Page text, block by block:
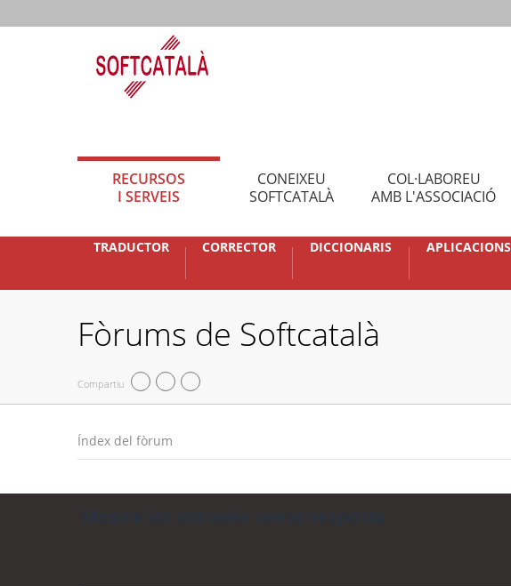
RECURSOS
I SERVEIS
CONEIXEU
SOFTCATALÀ
COL·LABOREU
AMB L'ASSOCIACIÓ
TRADUCTOR CORRECTOR DICCIONARIS APLICACIONS
Fòrums de Softcatalà
Compartiu
Índex del fòrum